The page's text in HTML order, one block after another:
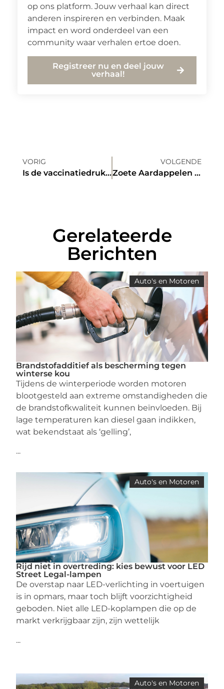
op ons platform. Jouw verhaal kan direct
anderen inspireren en verbinden. Maak
impact en word onderdeel van een
community waar verhalen ertoe doen.
Registreer nu en deel jouw
verhaal!
VORIG
Is de vaccinatiedruk te hoog?
VOLGENDE
Zoete Aardappelen – Een belofte van smaak en gezondheid!
Gerelateerde
Berichten
Auto's en Motoren
Brandstofadditief als bescherming tegen
winterse kou
Tijdens de winterperiode worden motoren
blootgesteld aan extreme omstandigheden die
de brandstofkwaliteit kunnen beïnvloeden. Bij
lage temperaturen kan diesel gaan indikken,
wat bekendstaat als ‘gelling’,
...
Auto's en Motoren
Rijd niet in overtreding: kies bewust voor LED
Street Legal-lampen
De overstap naar LED-verlichting in voertuigen
is in opmars, maar toch blijft voorzichtigheid
geboden. Niet alle LED-koplampen die op de
markt verkrijgbaar zijn, zijn wettelijk
...
Auto's en Motoren